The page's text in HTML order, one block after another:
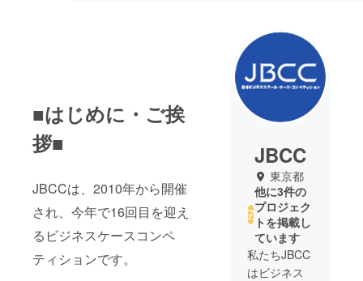
■はじめに・ご挨
拶■
JBCCは、2010年から開催
され、今年で16回目を迎え
るビジネスケースコンペ
ティションです。
JBCC
東京都
他に3件の
プロジェク
トを掲載し
ています
私たちJBCC
はビジネス